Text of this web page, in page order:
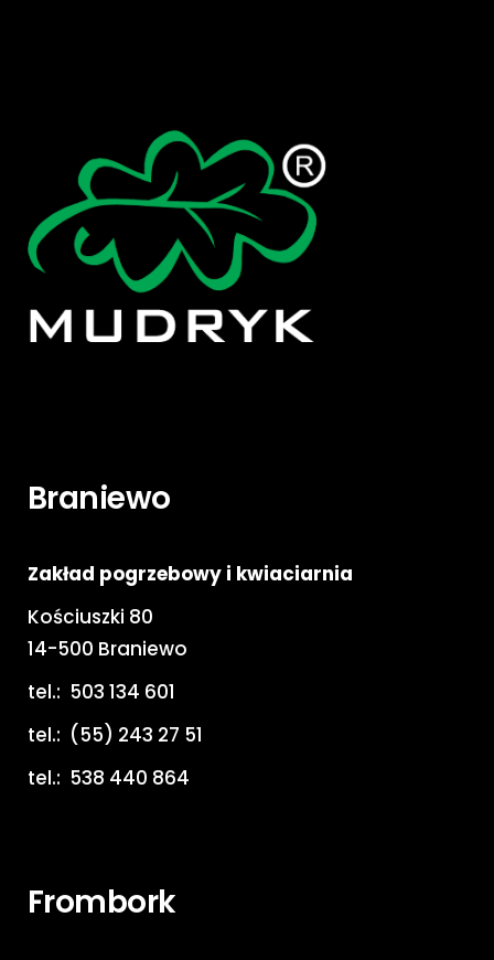
Braniewo
Zakład pogrzebowy i kwiaciarnia
Kościuszki 80
14-500 Braniewo
tel.: 503 134 601
tel.: (55) 243 27 51
tel.: 538 440 864
Frombork